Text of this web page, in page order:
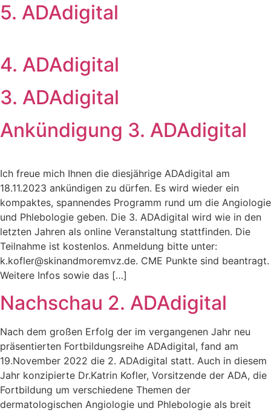
5. ADAdigital
4. ADAdigital
3. ADAdigital
Ankündigung 3. ADAdigital
Ich freue mich Ihnen die diesjährige ADAdigital am
18.11.2023 ankündigen zu dürfen. Es wird wieder ein
kompaktes, spannendes Programm rund um die Angiologie
und Phlebologie geben. Die 3. ADAdigital wird wie in den
letzten Jahren als online Veranstaltung stattfinden. Die
Teilnahme ist kostenlos. Anmeldung bitte unter:
k.kofler@skinandmoremvz.de. CME Punkte sind beantragt.
Weitere Infos sowie das […]
Nachschau 2. ADAdigital
Nach dem großen Erfolg der im vergangenen Jahr neu
präsentierten Fortbildungsreihe ADAdigital, fand am
19.November 2022 die 2. ADAdigital statt. Auch in diesem
Jahr konzipierte Dr.Katrin Kofler, Vorsitzende der ADA, die
Fortbildung um verschiedene Themen der
dermatologischen Angiologie und Phlebologie als breit